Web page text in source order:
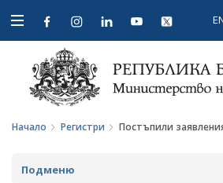
Open
navigation
Начало Регистри Постъпили
Подменю